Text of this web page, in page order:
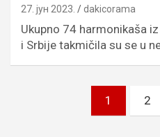
27. јун 2023. dakicorama
Ukupno 74 harmonikaša
i Srbije takmičila su se u
Пагинација1 2